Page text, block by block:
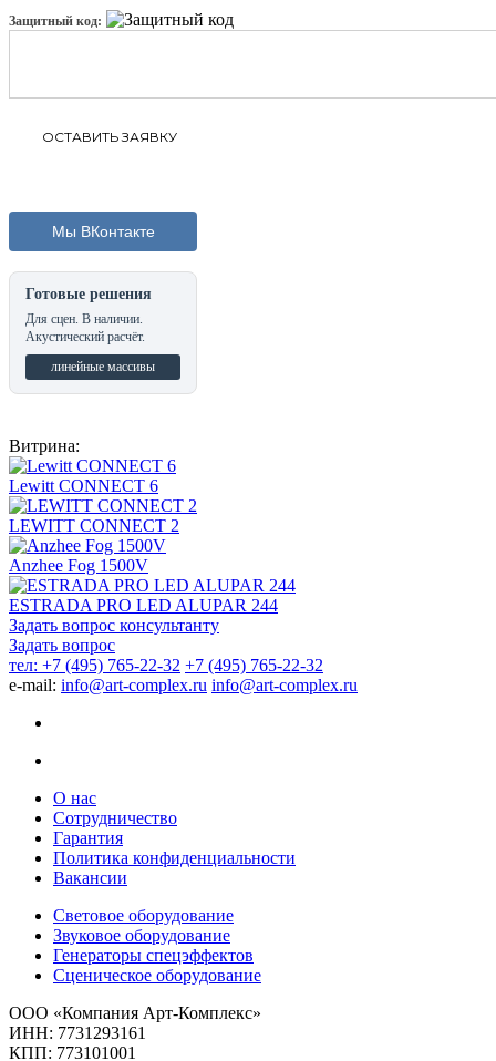
Защитный код:
Мы ВКонтакте
Готовые решения
Для сцен. В наличии.
Акустический расчёт.
линейные массивы
Витрина:
Lewitt CONNECT 6
LEWITT CONNECT 2
Anzhee Fog 1500V
ESTRADA PRO LED ALUPAR 244
Задать вопрос консультанту
Задать вопрос
тел: +7 (495) 765-22-32 +7 (495) 765-22-32
e-mail: info@art-complex.ru info@art-complex.ru
О нас
Сотрудничество
Гарантия
Политика конфиденциальности
Вакансии
Световое оборудование
Звуковое оборудование
Генераторы спецэффектов
Сценическое оборудование
ООО «Компания Арт-Комплекс»
ИНН: 7731293161
КПП: 773101001